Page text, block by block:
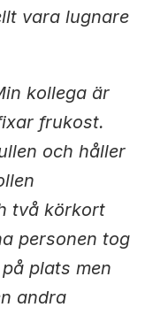
vara lugnare
kollega är
frukost.
och håller
två körkort
personen tog
plats men
andra